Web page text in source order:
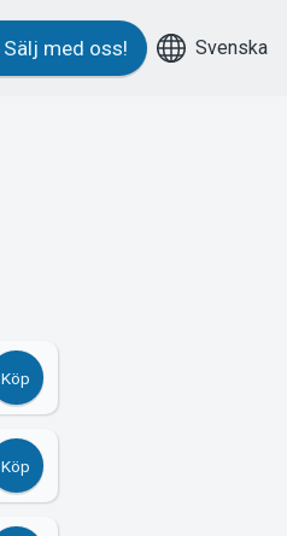
Sälj med oss! Svenska
Köp
Köp